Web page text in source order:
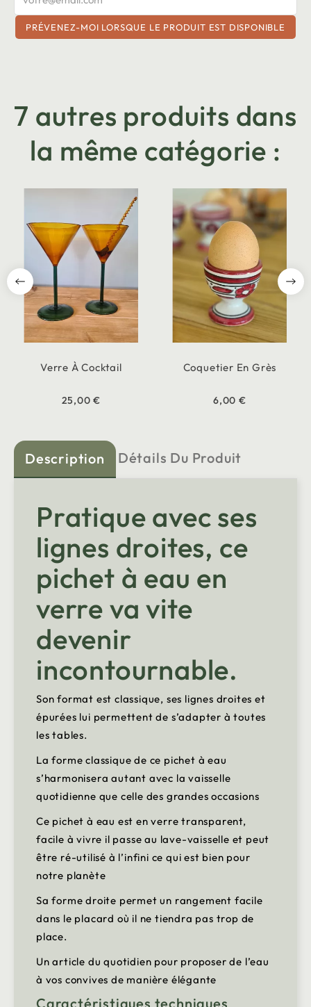
PRÉVENEZ-MOI LORSQUE LE PRODUIT EST DISPONIBLE
7 autres produits dans
la même catégorie :
Verre À Cocktail
25,00 €
Coquetier En Grès
6,00 €
Description Détails Du Produit
Pratique avec ses
lignes droites, ce
pichet à eau en
verre va vite
devenir
incontournable.
Son format est classique, ses lignes droites et
épurées lui permettent de s’adapter à toutes
les tables.
La forme classique de ce pichet à eau
s’harmonisera autant avec la vaisselle
quotidienne que celle des grandes occasions
Ce pichet à eau est en verre transparent,
facile à vivre il passe au lave-vaisselle et peut
être ré-utilisé à l’infini ce qui est bien pour
notre planète
Sa forme droite permet un rangement facile
dans le placard où il ne tiendra pas trop de
place.
Un article du quotidien pour proposer de l’eau
à vos convives de manière élégante
Caractéristiques techniques